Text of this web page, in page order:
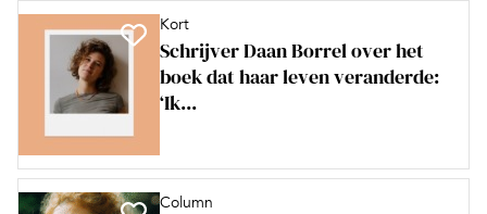
Kort
Schrijver Daan Borrel over het
boek dat haar leven veranderde:
‘Ik...
Column